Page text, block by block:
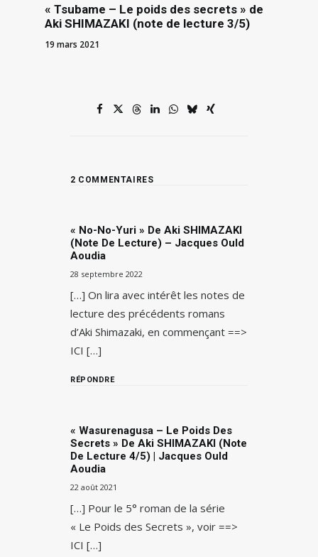
« Tsubame – Le poids des secrets » de
Aki SHIMAZAKI (note de lecture 3/5)
19 mars 2021
2 COMMENTAIRES
« No-No-Yuri » De Aki SHIMAZAKI
(note De Lecture) – Jacques Ould
Aoudia
28 septembre 2022
[…] On lira avec intérêt les notes de
lecture des précédents romans
d’Aki Shimazaki, en commençant ==>
ICI […]
RÉPONDRE
« Wasurenagusa – Le Poids Des
Secrets » De Aki SHIMAZAKI (note
De Lecture 4/5) | Jacques Ould
Aoudia
22 août 2021
[…] Pour le 5° roman de la série
« Le Poids des Secrets », voir ==>
ICI […]